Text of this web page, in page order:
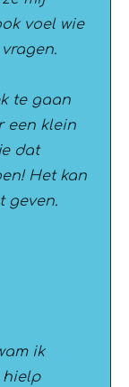
voel wie
te gaan
een klein
dat
Het kan
geven.
ik
hielp